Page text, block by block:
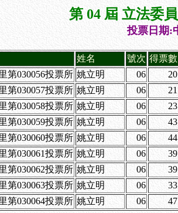
第 04 屆 立法委
投票日期:
姓名 號次 得票數
第030056投票所 姚立明 06
20
第030057投票所 姚立明 06
21
第030058投票所 姚立明 06
23
第030059投票所 姚立明 06
43
第030060投票所 姚立明 06
44
第030061投票所 姚立明 06
39
第030062投票所 姚立明 06
39
第030063投票所 姚立明 06
33
第030064投票所 姚立明 06 47